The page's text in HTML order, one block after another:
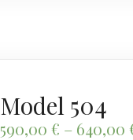
Model 504
590,00 € – 640,00